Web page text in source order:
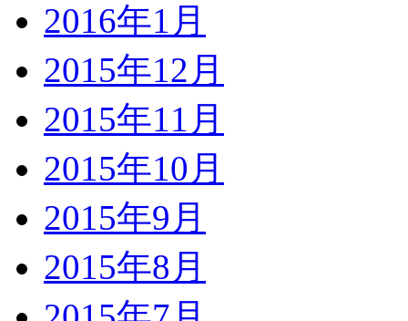
2016年1月
2015年12月
2015年11月
2015年10月
2015年9月
2015年8月